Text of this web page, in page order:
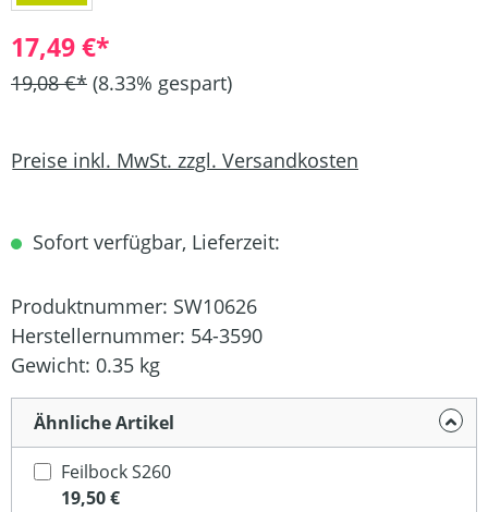
17,49 €*
19,08 €* (8.33% gespart)
Preise inkl. MwSt. zzgl. Versandkosten
Sofort verfügbar, Lieferzeit:
Produktnummer: SW10626
Herstellernummer: 54-3590
Gewicht: 0.35 kg
Ähnliche Artikel
Feilbock S260
19,50 €